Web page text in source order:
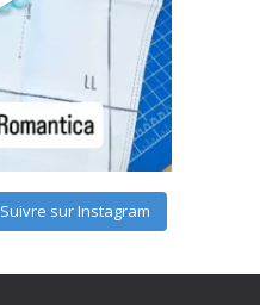
Suivre sur Instagram